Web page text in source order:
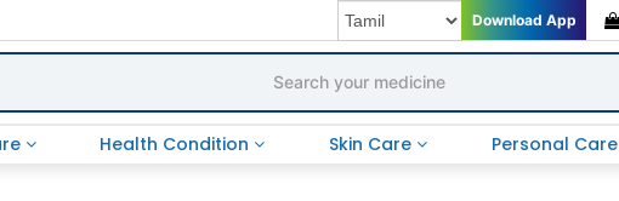
Download App
Health Condition Skin Care Personal Care